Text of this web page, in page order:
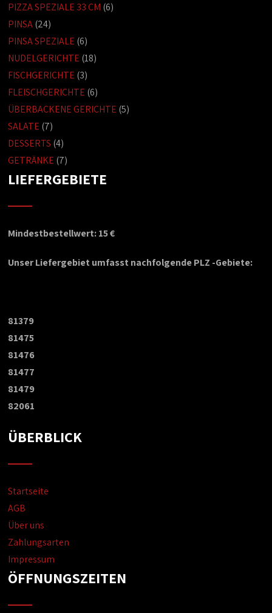
PIZZA SPEZIALE 33 CM (6)
PINSA(24)
PINSA SPEZIALE (6)
NUDELGERICHTE (18)
FISCHGERICHTE (3)
FLEISCHGERICHTE (6)
ÜBERBACKENE GERICHTE (5)
SALATE (7)
DESSERTS (4)
GETRÄNKE (7)
LIEFERGEBIETE
Mindestbestellwert: 15 €
Unser Liefergebiet umfasst nachfolgende PLZ -Gebiete:
81379
81475
81476
81477
81479
82061
ÜBERBLICK
Startseite
AGB
Über uns
Zahlungsarten
Impressum
ÖFFNUNGSZEITEN